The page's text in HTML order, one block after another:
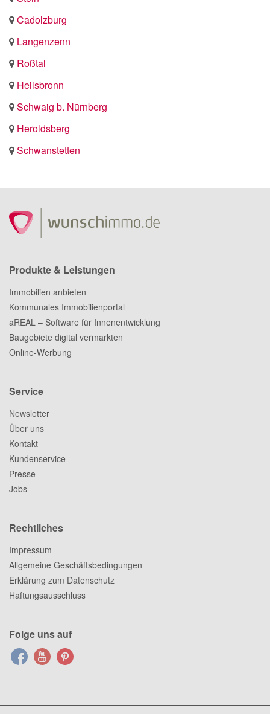
Cadolzburg
Langenzenn
Roßtal
Heilsbronn
Schwaig b. Nürnberg
Heroldsberg
Schwanstetten
Produkte & Leistungen
Immobilien anbieten
Kommunales Immobilienportal
aREAL – Software für Innenentwicklung
Baugebiete digital vermarkten
Online-Werbung
Service
Newsletter
Über uns
Kontakt
Kundenservice
Presse
Jobs
Rechtliches
Impressum
Allgemeine Geschäftsbedingungen
Erklärung zum Datenschutz
Haftungsausschluss
Folge uns auf